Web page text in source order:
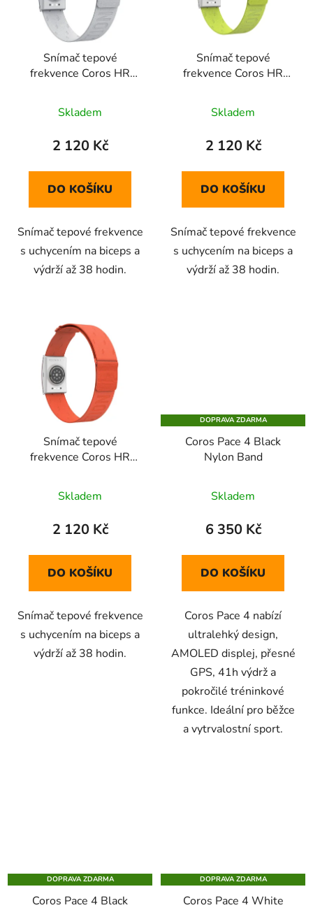
Snímač tepové
frekvence Coros HR
Skladem
2 120 Kč
DO KOŠÍKU
Snímač tepové frekvence
s uchycením na biceps a
výdrží až 38 hodin.
Snímač tepové
frekvence Coros HR
Skladem
2 120 Kč
DO KOŠÍKU
Snímač tepové frekvence
s uchycením na biceps a
výdrží až 38 hodin.
Snímač tepové
frekvence Coros HR
Skladem
2 120 Kč
DO KOŠÍKU
Snímač tepové frekvence
s uchycením na biceps a
výdrží až 38 hodin.
DOPRAVA ZDARMA
Coros Pace 4 Black
Nylon Band
Skladem
6 350 Kč
DO KOŠÍKU
Coros Pace 4 nabízí
ultralehký design,
AMOLED displej, přesné
GPS, 41h výdrž a
pokročilé tréninkové
funkce. Ideální pro běžce
a vytrvalostní sport.
DOPRAVA ZDARMA
Coros Pace 4 Black
DOPRAVA ZDARMA
Coros Pace 4 White